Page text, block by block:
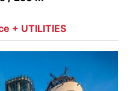
+ UTILITIES